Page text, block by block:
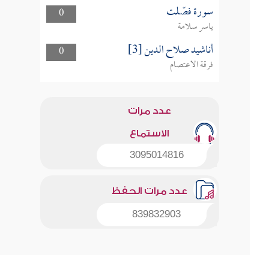
0
سورة فصّلت
ياسر سلامة
0
أناشيد صلاح الدين [3]
فرقة الاعتصام
عدد مرات
الاستماع
3095014816
عدد مرات الحفظ
839832903